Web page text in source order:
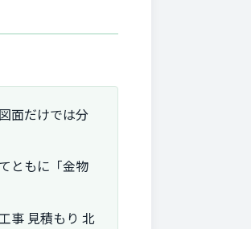
面だけでは分
ともに「金物
事 見積もり 北